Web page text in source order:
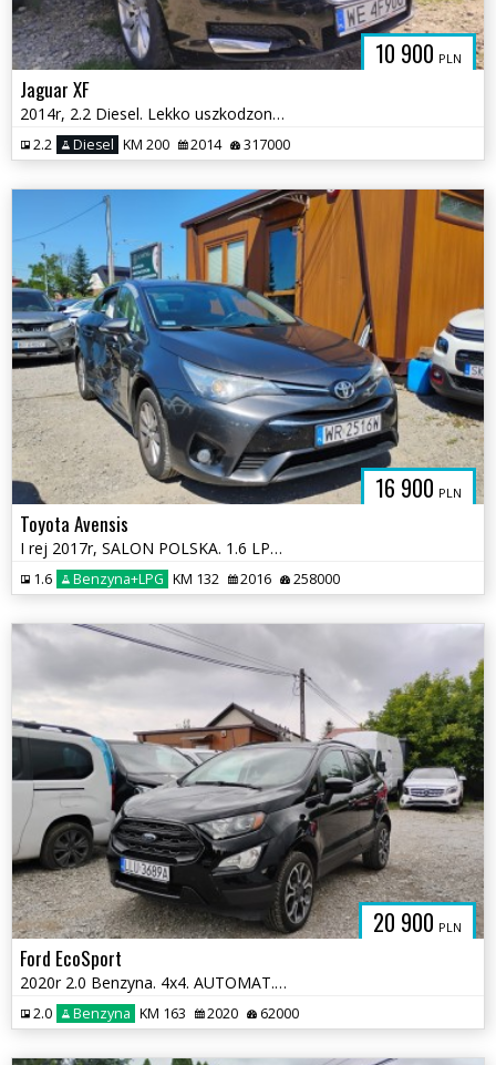
10 900 PLN
Jaguar XF
2014r, 2.2 Diesel. Lekko uszkodzony przód.
2.2 Diesel KM 200 2014 317000
16 900 PLN
Toyota Avensis
I rej 2017r, SALON POLSKA. 1.6 LPG. Uszkodzony prawy bok. Jeździ.
1.6 Benzyna+LPG KM 132 2016 258000
20 900 PLN
Ford EcoSport
2020r 2.0 Benzyna. 4x4. AUTOMAT. Lekko uszkodzony prawy bok. Jeździ.
2.0 Benzyna KM 163 2020 62000